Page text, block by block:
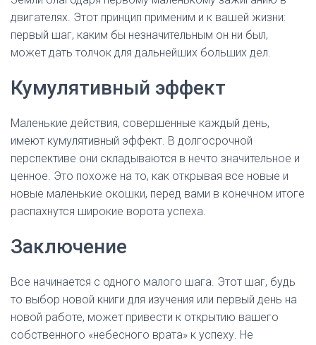
двигателях. Этот принцип применим и к вашей жизни:
первый шаг, каким бы незначительным он ни был,
может дать толчок для дальнейших больших дел.
Кумулятивный эффект
Маленькие действия, совершенные каждый день,
имеют кумулятивный эффект. В долгосрочной
перспективе они складываются в нечто значительное и
ценное. Это похоже на то, как открывая все новые и
новые маленькие окошки, перед вами в конечном итоге
распахнутся широкие ворота успеха.
Заключение
Все начинается с одного малого шага. Этот шаг, будь
то выбор новой книги для изучения или первый день на
новой работе, может привести к открытию вашего
собственного «небесного врата» к успеху. Не